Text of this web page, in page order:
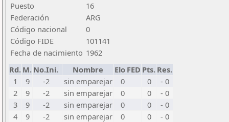
Puesto
16
Federación
ARG
Código nacional
0
Código FIDE
101141
Fecha de nacimiento 1962
Rd. M. No.Ini. Nombre Elo FED Pts. Res.
1
9 -2 sin emparejar 0 0
- 0
2
9 -2 sin emparejar 0 0
- 0
3
9 -2 sin emparejar 0 0
- 0
4
9 -2 sin emparejar 0 0
- 0